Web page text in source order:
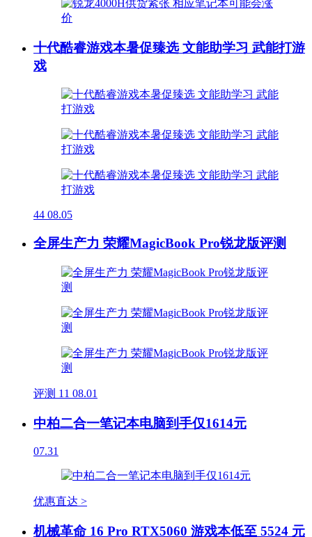
十代酷睿游戏本暑促臻选 文能助学习 武能打游
戏
44 08.05
全屏生产力 荣耀MagicBook Pro锐龙版评测
评测 11 08.01
中柏二合一笔记本电脑到手仅1614元
07.31
优惠直达 >
机械革命 16 Pro RTX5060 游戏本低至 5524 元